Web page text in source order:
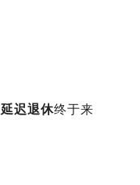
延迟退休终于来